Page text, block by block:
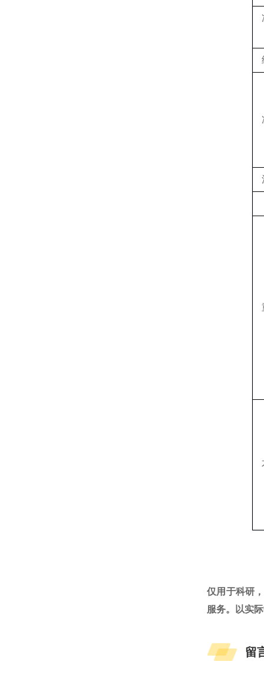
仅用于科研
服务。以实
留